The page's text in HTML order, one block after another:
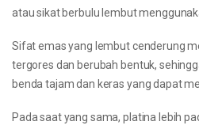
atau sikat berbulu lembut
Sifat emas yang lembut cenderung
tergores dan berubah bentuk,
benda tajam dan keras yang dapat
Pada saat yang sama, platina lebih